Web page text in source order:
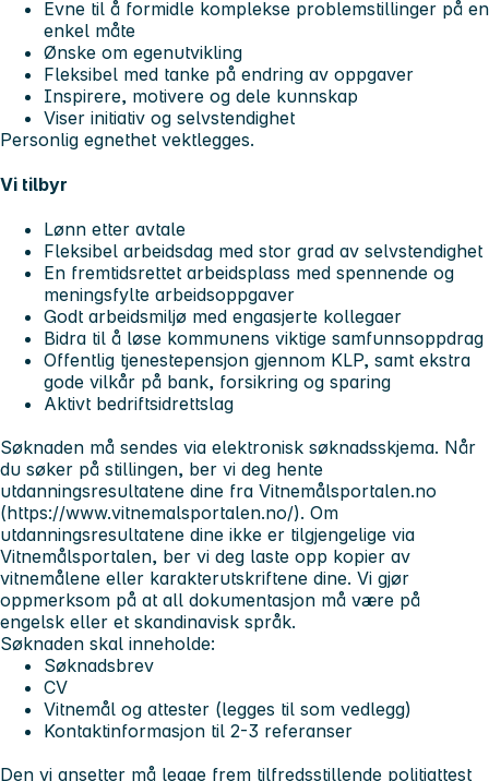
Evne til å formidle komplekse problemstillinger på en
enkel måte
Ønske om egenutvikling
Fleksibel med tanke på endring av oppgaver
Inspirere, motivere og dele kunnskap
Viser initiativ og selvstendighet
Personlig egnethet vektlegges.
Vi tilbyr
Lønn etter avtale
Fleksibel arbeidsdag med stor grad av selvstendighet
En fremtidsrettet arbeidsplass med spennende og
meningsfylte arbeidsoppgaver
Godt arbeidsmiljø med engasjerte kollegaer
Bidra til å løse kommunens viktige samfunnsoppdrag
Offentlig tjenestepensjon gjennom KLP, samt ekstra
gode vilkår på bank, forsikring og sparing
Aktivt bedriftsidrettslag
Søknaden må sendes via elektronisk søknadsskjema. Når
du søker på stillingen, ber vi deg hente
utdanningsresultatene dine fra Vitnemålsportalen.no
(https://www.vitnemalsportalen.no/). Om
utdanningsresultatene dine ikke er tilgjengelige via
Vitnemålsportalen, ber vi deg laste opp kopier av
vitnemålene eller karakterutskriftene dine. Vi gjør
oppmerksom på at all dokumentasjon må være på
engelsk eller et skandinavisk språk.
Søknaden skal inneholde:
Søknadsbrev
CV
Vitnemål og attester (legges til som vedlegg)
Kontaktinformasjon til 2-3 referanser
Den vi ansetter må legge frem tilfredsstillende politiattest